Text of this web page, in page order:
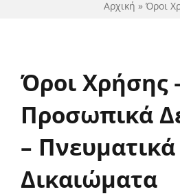
Διαβούλευση
Δράσεις
Νέα/Άρθρα
Αρχική » Όροι
Όροι Χρήσης
Προσωπικά
– Πνευματικά
Δικαιώματα